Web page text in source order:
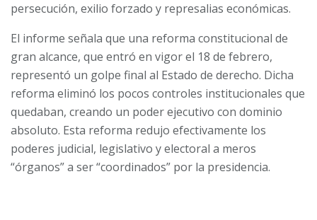
persecución, exilio forzado y represalias económicas.
El informe señala que una reforma constitucional de
gran alcance, que entró en vigor el 18 de febrero,
representó un golpe final al Estado de derecho. Dicha
reforma eliminó los pocos controles institucionales que
quedaban, creando un poder ejecutivo con dominio
absoluto. Esta reforma redujo efectivamente los
poderes judicial, legislativo y electoral a meros
“órganos” a ser “coordinados” por la presidencia.